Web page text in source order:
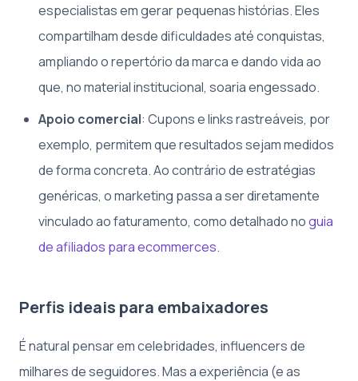
especialistas em gerar pequenas histórias. Eles
compartilham desde dificuldades até conquistas,
ampliando o repertório da marca e dando vida ao
que, no material institucional, soaria engessado.
Apoio comercial: Cupons e links rastreáveis, por
exemplo, permitem que resultados sejam medidos
de forma concreta. Ao contrário de estratégias
genéricas, o marketing passa a ser diretamente
vinculado ao faturamento, como detalhado noguia
de afiliados para ecommerces.
Perfis ideais para embaixadores
É natural pensar em celebridades, influencers de
milhares de seguidores. Mas a experiência (e as